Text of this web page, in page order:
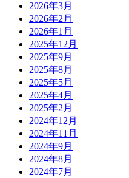
2026年3月
2026年2月
2026年1月
2025年12月
2025年9月
2025年8月
2025年5月
2025年4月
2025年2月
2024年12月
2024年11月
2024年9月
2024年8月
2024年7月